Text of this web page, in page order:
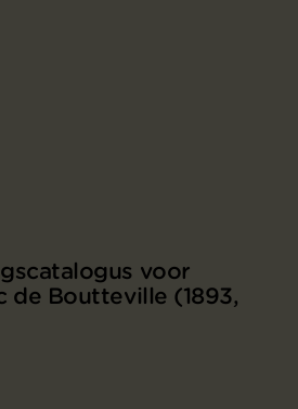
voor
de Boutteville (1893,